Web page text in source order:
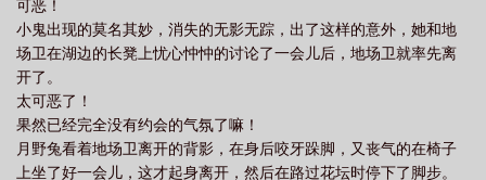
西索了解一下！当手指遇到怀孕石某个体育生看着自己无性繁殖出
来的四手怪人“什么？？我生宿傩！！”嚣张强大的天空之瞳X爱哭勇
敢的温柔月亮也是猫猫兔兔的异界旅行食用提示：高亮提示，OOC
预警，OOC致歉1.本文是XP之作，没有逻辑全是情感，一切为了恋
爱服务，男神和女神都吃点儿好的吧。2.前期美战片场，拆地月官
配，美战培养感情，但不谈恋爱，295很有道德的。原版粉毛兔会消
失，后期会有自己的小孩，悟的发色和眼睛+兔的祖传发型和祖传脸
可恶！
小鬼出现的莫名其妙，消失的无影无踪，出了这样的意外，她和地
场卫在湖边的长凳上忧心忡忡的讨论了一会儿后，地场卫就率先离
开了。
太可恶了！
果然已经完全没有约会的气氛了嘛！
月野兔看着地场卫离开的背影，在身后咬牙跺脚，又丧气的在椅子
上坐了好一会儿，这才起身离开，然后在路过花坛时停下了脚步。